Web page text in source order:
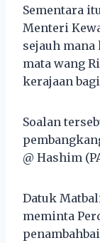
Sementara
Menteri
sejauh
mata wang
kerajaan
Soalan
@ Hashim
Datuk
meminta